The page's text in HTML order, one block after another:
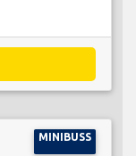
MINIBUSS